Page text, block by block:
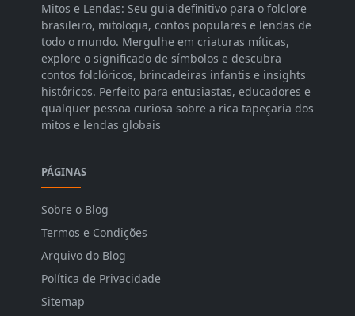
Mitos e Lendas: Seu guia definitivo para o folclore
brasileiro, mitologia, contos populares e lendas de
todo o mundo. Mergulhe em criaturas míticas,
explore o significado de símbolos e descubra
contos folclóricos, brincadeiras infantis e insights
históricos. Perfeito para entusiastas, educadores e
qualquer pessoa curiosa sobre a rica tapeçaria dos
mitos e lendas globais
PÁGINAS
Sobre o Blog
Termos e Condições
Arquivo do Blog
Política de Privacidade
Sitemap